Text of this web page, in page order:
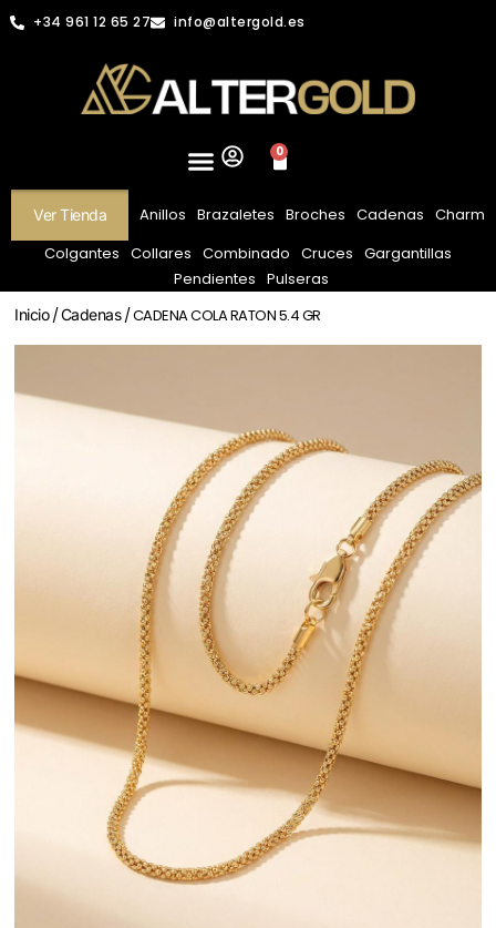
+34 961 12 65 27 info@altergold.es
0
Ver Tienda Anillos Brazaletes Broches Cadenas Charm
Colgantes Collares Combinado Cruces Gargantillas
Pendientes Pulseras
Inicio/Cadenas/ CADENA COLA RATON 5.4 GR